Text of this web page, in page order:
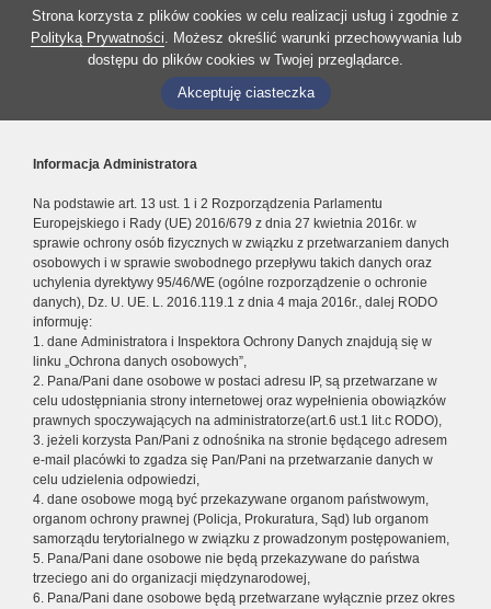
Strona korzysta z plików cookies w celu realizacji usług i zgodnie z
Polityką Prywatności. Możesz określić warunki przechowywania lub
dostępu do plików cookies w Twojej przeglądarce.
Akceptuję ciasteczka
Informacja Administratora
Na podstawie art. 13 ust. 1 i 2 Rozporządzenia Parlamentu
Europejskiego i Rady (UE) 2016/679 z dnia 27 kwietnia 2016r. w
sprawie ochrony osób fizycznych w związku z przetwarzaniem danych
osobowych i w sprawie swobodnego przepływu takich danych oraz
uchylenia dyrektywy 95/46/WE (ogólne rozporządzenie o ochronie
danych), Dz. U. UE. L. 2016.119.1 z dnia 4 maja 2016r., dalej RODO
informuję:
1. dane Administratora i Inspektora Ochrony Danych znajdują się w
linku „Ochrona danych osobowych”,
2. Pana/Pani dane osobowe w postaci adresu IP, są przetwarzane w
celu udostępniania strony internetowej oraz wypełnienia obowiązków
prawnych spoczywających na administratorze(art.6 ust.1 lit.c RODO),
3. jeżeli korzysta Pan/Pani z odnośnika na stronie będącego adresem
e-mail placówki to zgadza się Pan/Pani na przetwarzanie danych w
celu udzielenia odpowiedzi,
4. dane osobowe mogą być przekazywane organom państwowym,
organom ochrony prawnej (Policja, Prokuratura, Sąd) lub organom
samorządu terytorialnego w związku z prowadzonym postępowaniem,
5. Pana/Pani dane osobowe nie będą przekazywane do państwa
trzeciego ani do organizacji międzynarodowej,
6. Pana/Pani dane osobowe będą przetwarzane wyłącznie przez okres